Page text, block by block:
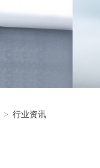
> 行业资讯